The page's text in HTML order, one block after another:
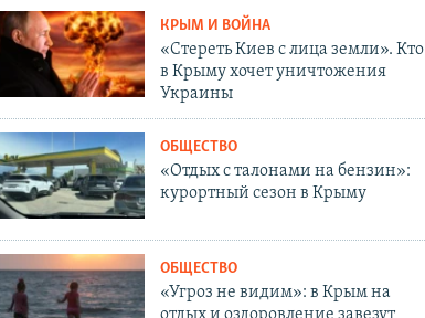
КРЫМ И ВОЙНА
«Стереть Киев с лица земли». Кто
в Крыму хочет уничтожения
Украины
ОБЩЕСТВО
«Отдых с талонами на бензин»:
курортный сезон в Крыму
ОБЩЕСТВО
«Угроз не видим»: в Крым на